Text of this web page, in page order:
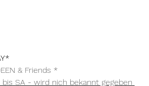
& Friends *
bis SA - wird nich bekannt gegeben